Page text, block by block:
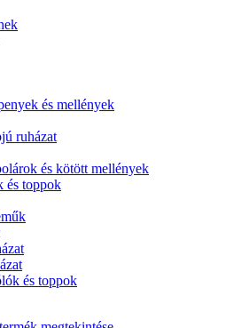
és mellények
ruházat
és kötött mellények
és toppok
és toppok